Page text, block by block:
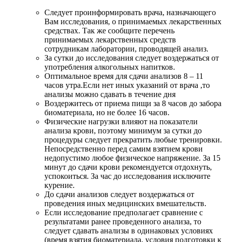
Следует проинформировать врача, назначающего
Вам исследования, о принимаемых лекарственных
средствах. Так же сообщите перечень
принимаемых лекарственных средств
сотрудникам лаборатории, проводящей анализ.
За сутки до исследования следует воздержаться от
употребления алкогольных напитков.
Оптимальное время для сдачи анализов 8 – 11
часов утра.Если нет иных указаний от врача ,то
анализы можно сдавать в течение дня
Воздержитесь от приема пищи за 8 часов до забора
биоматериала, но не более 16 часов.
Физические нагрузки влияют на показатели
анализа крови, поэтому минимум за сутки до
процедуры следует прекратить любые тренировки.
Непосредственно перед самим взятием крови
недопустимо любое физическое напряжение. За 15
минут до сдачи крови рекомендуется отдохнуть,
успокоиться. За час до исследования исключите
курение.
До сдачи анализов следует воздержаться от
проведения иных медицинских вмешательств.
Если исследование предполагает сравнение с
результатами ранее проведенного анализа, то
следует сдавать анализы в одинаковых условиях
(время взятия биоматериала, условия подготовки к